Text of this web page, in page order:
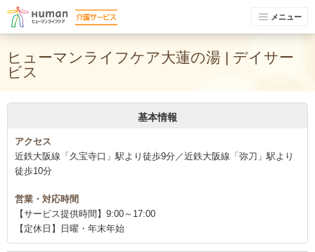
メニュー
ヒューマンライフケア大蓮の湯 | デイサー
ビス
基本情報
アクセス
近鉄大阪線「久宝寺口」駅より徒歩9分／近鉄大阪線「弥刀」駅より
徒歩10分
営業・対応時間
【サービス提供時間】9:00～17:00
【定休日】日曜・年末年始